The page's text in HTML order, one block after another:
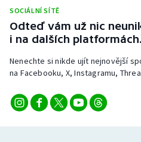
SOCIÁLNÍ SÍTĚ
Odteď vám už nic
i na dalších platformách.
Nenechte si nikde ujít nejnovější
na Facebooku, X, Instagramu,